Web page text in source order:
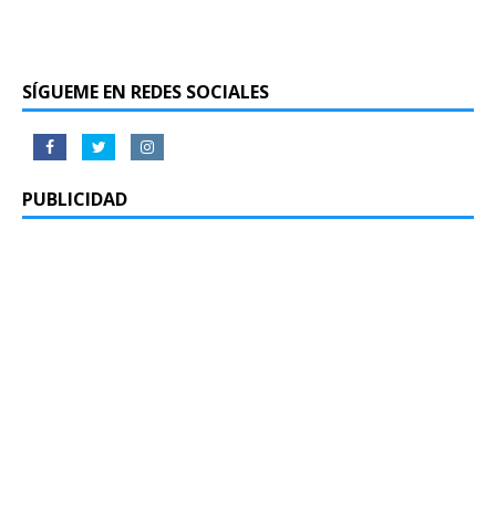
SÍGUEME EN REDES SOCIALES
PUBLICIDAD